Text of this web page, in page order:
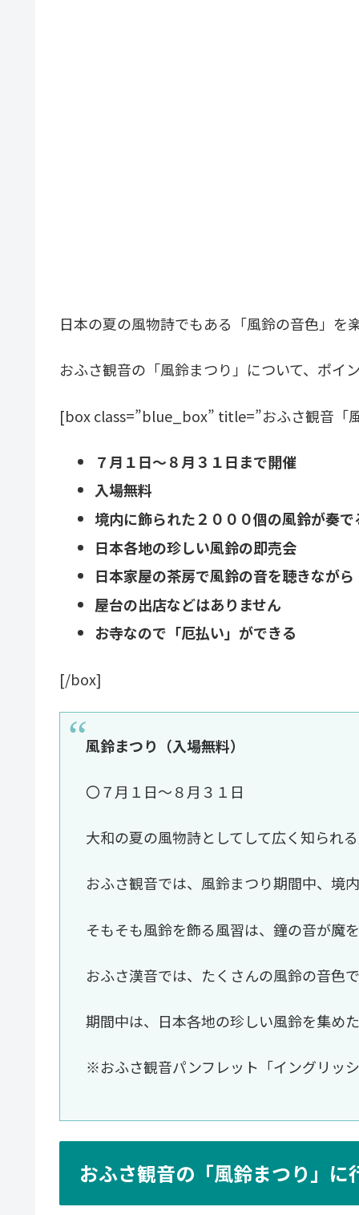
日本の夏の風物詩でもある「風鈴の音色」
おふさ観音の「風鈴まつり」について、ポイ
[box class=”blue_box” title=”おふさ観音「
７月１日～８月３１日まで開催
入場無料
境内に飾られた２０００個の風鈴が奏で
日本各地の珍しい風鈴の即売会
日本家屋の茶房で風鈴の音を聴きなが
屋台の出店などはありません
お寺なので「厄払い」ができる
[/box]
風鈴まつり（入場無料）
〇７月１日～８月３１日
大和の夏の風物詩としてして広く知られ
おふさ観音では、風鈴まつり期間中、境
そもそも風鈴を飾る風習は、鐘の音が魔
おふさ漢音では、たくさんの風鈴の音色
期間中は、日本各地の珍しい風鈴を集め
※おふさ観音パンフレット「イングリッ
おふさ観音の「風鈴まつり」に